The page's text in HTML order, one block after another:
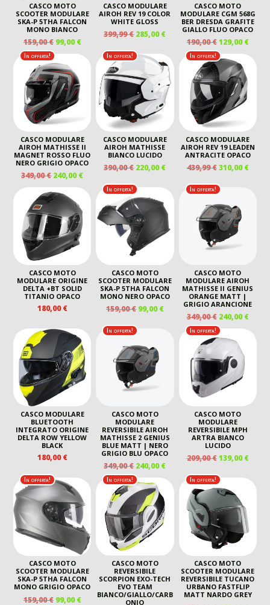
CASCO MOTO
SCOOTER MODULARE
SKA-P 5THA FALCON
MONO BIANCO
159,00€ IL
PREZZO
ORIGINALE
ERA:
159,00 €.
99,00€IL
PREZZO
ATTUALE
99,00 €.
CASCO MODULARE
AIROH REV 19 COLOR
WHITE GLOSS
399,99€ IL
ORIGINALE
399,99 €.
285,00€IL
PREZZO
ATTUALE
È:
285,00 €.
CASCO MOTO
MODULARE CGM 568G
BER DRESDA GRAFITE
GIALLO FLUO OPACO
190,00€ IL
PREZZO
ORIGINALE
ERA:
190,00 €.
129,00€IL
In offerta!
CASCO MODULARE
AIROH MATHISSE II
MAGNET ROSSO FLUO
NERO GRIGIO OPACO
349,00€ IL
PREZZO
ORIGINALE
ERA:
349,00 €.
240,00€IL
PREZZO
ATTUALE
240,00 €.
In offerta!
CASCO MODULARE
AIROH MATHISSE
BIANCO LUCIDO
390,00€ IL
ORIGINALE
ERA:
390,00 €.
220,00€IL
ATTUALE
220,00 €.
In offerta!
CASCO MODULARE
AIROH REV 19 LEADEN
ANTRACITE OPACO
439,99€ IL
ORIGINALE
439,99 €.
310,00€IL
CASCO MOTO
MODULARE ORIGINE
DELTA +BT SOLID
TITANIO OPACO
180,00€
In offerta!
CASCO MOTO
SCOOTER MODULARE
SKA-P 5THA FALCON
MONO NERO OPACO
159,00€ IL
ORIGINALE
159,00 €.
99,00€IL
PREZZO
ATTUALE
In offerta!
CASCO MOTO
MODULARE AIROH
MATHISSE II GENIUS
ORANGE MATT |
GRIGIO ARANCIONE
349,00€ IL
PREZZO
ORIGINALE
349,00 €.
240,00€IL
CASCO MODULARE
BLUETOOTH
INTEGRATO ORIGINE
DELTA ROW YELLOW
BLACK
180,00€
In offerta!
CASCO MOTO
MODULARE
REVERSIBILE AIROH
MATHISSE 2 GENIUS
BLUE MATT | NERO
GRIGIO BLU OPACO
349,00€ IL
PREZZO
ORIGINALE
ERA:
349,00 €.
240,00€IL
PREZZO
ATTUALE
240,00 €.
In offerta!
CASCO MOTO
MODULARE
REVERSIBILE MPH
ARTRA BIANCO
LUCIDO
209,00€ IL
ORIGINALE
ERA:
209,00 €.
139,00€IL
In offerta!
CASCO MOTO
SCOOTER MODULARE
SKA-P 5THA FALCON
MONO GRIGIO OPACO
159,00€ IL
99,00€IL
In offerta!
CASCO MOTO
REVERSIBILE
SCORPION EXO-TECH
EVO TEAM
BIANCO/GIALLO/CARB
ONIO
In offerta!
CASCO MOTO
SCOOTER MODULARE
REVERSIBILE TUCANO
URBANO FASTFLIP
MATT NARDO GREY